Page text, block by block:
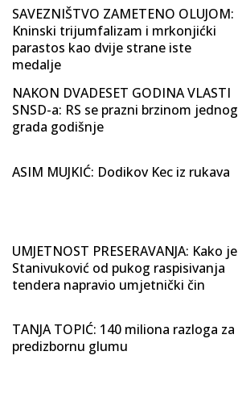
SAVEZNIŠTVO ZAMETENO OLUJOM:
Kninski trijumfalizam i mrkonjićki
parastos kao dvije strane iste
medalje
NAKON DVADESET GODINA VLASTI
SNSD-a: RS se prazni brzinom jednog
grada godišnje
ASIM MUJKIĆ: Dodikov Kec iz rukava
UMJETNOST PRESERAVANJA: Kako je
Stanivuković od pukog raspisivanja
tendera napravio umjetnički čin
TANJA TOPIĆ: 140 miliona razloga za
predizbornu glumu